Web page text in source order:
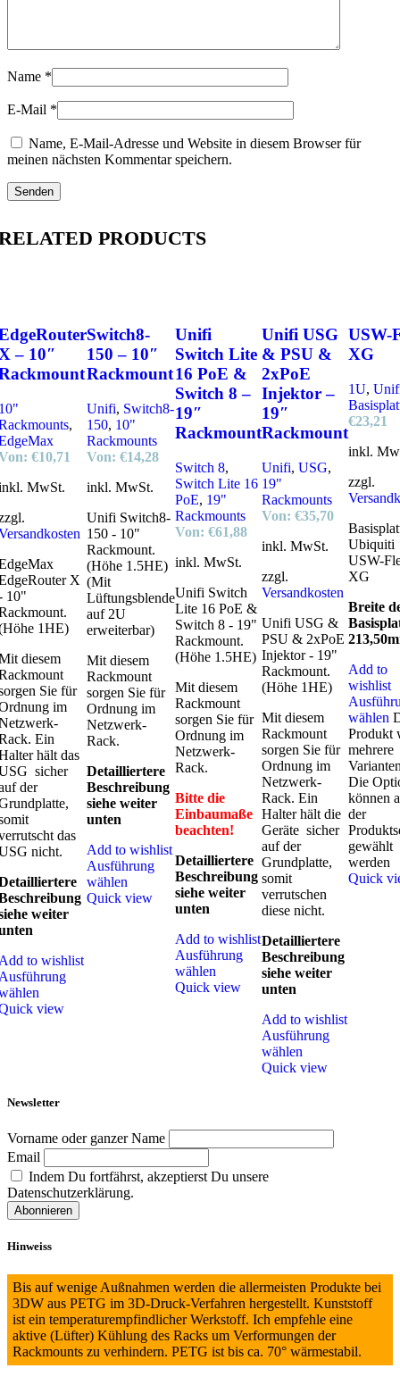
Name *
E-Mail *
Name, E-Mail-Adresse und Website in diesem Browser für
meinen nächsten Kommentar speichern.
PRODUCTS
– 10″
,
€10,71
MwSt.
X
10"
1HE)
diesem
Sie für
im
Ein
hält das
sicher
der
das
nicht.
weiter
to wishlist
view
Switch8-
150 – 10″
Rackmount
Unifi, Switch8-
150, 10"
Rackmounts
Von: €14,28
inkl. MwSt.
Unifi Switch8-
150 - 10"
Rackmount.
(Höhe 1.5HE)
(Mit
Lüftungsblende
auf 2U
erweiterbar)
Mit diesem
Rackmount
sorgen Sie für
Ordnung im
Netzwerk-
Rack.
Detailliertere
Beschreibung
siehe weiter
unten
Add to wishlist
Ausführung
wählen
Quick view
Unifi
Switch Lite
16 PoE &
Switch 8 –
19″
Rackmount
Switch 8,
Switch Lite 16
PoE, 19"
Rackmounts
Von: €61,88
inkl. MwSt.
Unifi Switch
Lite 16 PoE &
Switch 8 - 19"
Rackmount.
(Höhe 1.5HE)
Mit diesem
Rackmount
sorgen Sie für
Ordnung im
Netzwerk-
Rack.
Bitte die
Einbaumaße
beachten!
Detailliertere
Beschreibung
siehe weiter
unten
Add to wishlist
Ausführung
wählen
Quick view
Unifi USG
& PSU &
2xPoE
Injektor –
19″
Rackmount
Unifi, USG,
19"
Rackmounts
Von: €35,70
inkl. MwSt.
zzgl.
Versandkosten
Unifi USG &
PSU & 2xPoE
Injektor - 19"
Rackmount.
(Höhe 1HE)
Mit diesem
Rackmount
sorgen Sie für
Ordnung im
Netzwerk-
Rack. Ein
Halter hält die
Geräte sicher
auf der
Grundplatte,
somit
verrutschen
diese nicht.
Detailliertere
Beschreibung
siehe weiter
unten
Add to wishlist
Ausführung
wählen
Quick view
USW-
XG
1U,
€23,21
inkl.
zzgl.
Ubiquiti
USW-
XG
Breite
Add to
wishlist
wählen
Produkt
mehrere
Die
können
der
gewählt
werden
Quick
Newsletter
Vorname oder ganzer Name
Email
Indem Du fortfährst, akzeptierst Du unsere
Datenschutzerklärung.
Hinweiss
Bis auf wenige Außnahmen werden die allermeisten Produkte bei
3DW aus PETG im 3D-Druck-Verfahren hergestellt. Kunststoff
ist ein temperaturempfindlicher Werkstoff. Ich empfehle eine
aktive (Lüfter) Kühlung des Racks um Verformungen der
Rackmounts zu verhindern. PETG ist bis ca. 70° wärmestabil.